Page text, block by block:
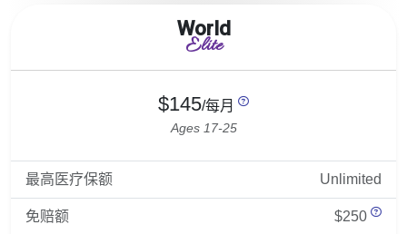
World
Elite
$145/每月
Ages 17-25
最高医疗保额 Unlimited
免赔额 $250